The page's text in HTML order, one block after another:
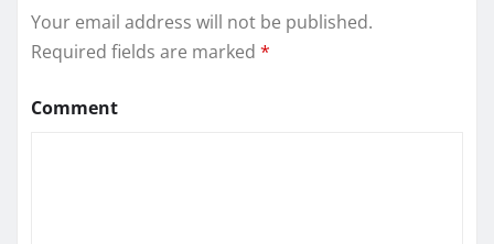
Your email address will not be published.
Required fields are marked *
Comment